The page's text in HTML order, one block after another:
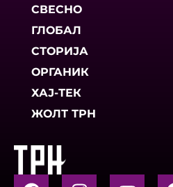
СВЕСНО
ГЛОБАЛ
СТОРИЈА
ОРГАНИК
ХАЈ-ТЕК
ЖОЛТ ТРН